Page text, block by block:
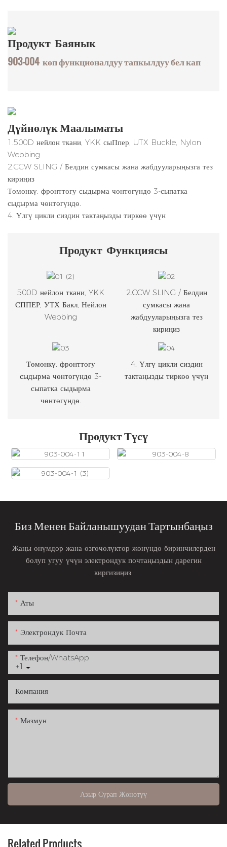
Продукт Баянык
903-004 көп функционалдуу тапкылдуу бел кап
Дүйнөлүк Маалыматы
1.500D нейлон ткани, YKK сыПпер, UTX Buckle, Nylon
Webbing
2.CCW SLING / Белдин сумкасы жана жабдууларыңызга тез
кириңиз
Төмөнкү, фронттогу сыдырма чөнтөгүндө 3-сыпатка
сыдырма чөнтөгүндө.
4. Үлгү цикли сиздин тактаңызды тиркөө үчүн
Продукт Функциясы
500D нейлон ткани, YKK
СППЕР, УТХ Бакл, Нейлон
Webbing
2.CCW SLING / Белдин
сумкасы жана
жабдууларыңызга тез
кириңиз
Төмөнкү, фронттогу
сыдырма чөнтөгүндө 3-
сыпатка сыдырма
чөнтөгүндө.
4. Үлгү цикли сиздин
тактаңызды тиркөө үчүн
Продукт Түсү
Биз Менен Байланышуудан Тартынбаңыз
Жаңы өнүмдөр жана өзгөчөлүктөр жөнүндө биринчилерден
болуп угуу үчүн электрондук почтаңыздын дарегин
киргизиңиз.
Аты
Электрондук Почта
+1
Телефон/whatsApp
Компания
Мазмун
Азыр Сурап Жөнөтүү
Related Products